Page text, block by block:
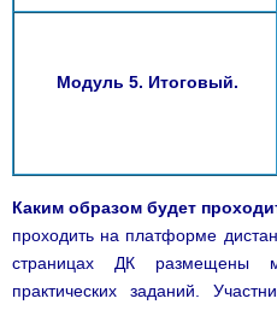
Модуль 5. Итоговый.
Каким образом будет
проходить на платформе
страницах ДК размещены
практических заданий.